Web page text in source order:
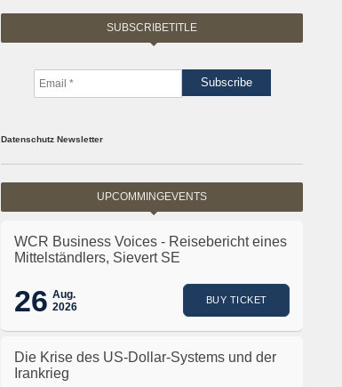
SUBSCRIBETITLE
Datenschutz Newsletter
UPCOMMINGEVENTS
WCR Business Voices - Reisebericht eines
Mittelständlers, Sievert SE
26 Aug.
2026
BUY TICKET
Die Krise des US-Dollar-Systems und der
Irankrieg